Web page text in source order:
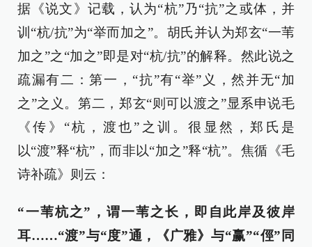
据《说文》记载，认为“杭”乃“抗”之或体，并
训“杭/抗”为“举而加之”。胡氏并认为郑玄“一苇
加之”之“加之”即是对“杭/抗”的解释。然此说之
疏漏有二：第一，“抗”有“举”义，然并无“加
之”之义。第二，郑玄“则可以渡之”显系申说毛
《传》“杭，渡也”之训。很显然，郑氏是
以“渡”释“杭”，而非以“加之”释“杭”。焦循《毛
诗补疏》则云：
“一苇杭之”，谓一苇之长，即自此岸及彼岸
耳……“渡”与“度”通，《广雅》与“赢”“俓”同